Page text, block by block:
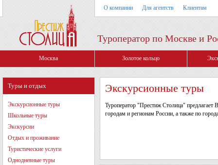
О компании Для агентств Клиентам
Туроператор по Москве и
Москва Золотое кольцо
Туры и отдых
Экскурсионные туры
Школьные туры
Экскурсии
Отдых и проживание
Туристические услуги
Однодневные туры
Экскурсионные туры
Туроператор "Престиж Столица"
городам и регионам России, а также по